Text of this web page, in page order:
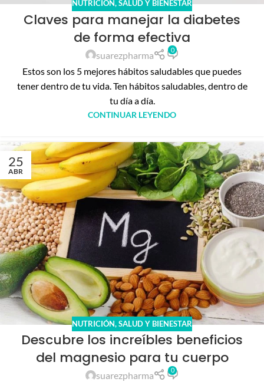
NUTRICIÓN,SALUD Y BIENESTAR
Claves para manejar la diabetes
de forma efectiva
suarezpharma 0
Estos son los 5 mejores hábitos saludables que puedes
tener dentro de tu vida. Ten hábitos saludables, dentro de
tu día a día.
CONTINUAR LEYENDO
25
ABR
NUTRICIÓN,SALUD Y BIENESTAR
Descubre los increíbles beneficios
del magnesio para tu cuerpo
suarezpharma 0